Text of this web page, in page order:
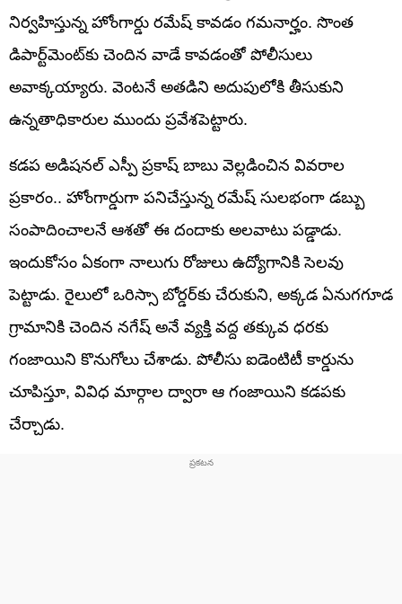
నిర్వహిస్తున్న హోంగార్డు రమేష్ కావడం గమనార్హం. సొంత
డిపార్ట్‌మెంట్‌కు చెందిన వాడే కావడంతో పోలీసులు
అవాక్కయ్యారు. వెంటనే అతడిని అదుపులోకి తీసుకుని
ఉన్నతాధికారుల ముందు ప్రవేశపెట్టారు.
కడప అడిషనల్ ఎస్పీ ప్రకాష్ బాబు వెల్లడించిన వివరాల
ప్రకారం.. హోంగార్డుగా పనిచేస్తున్న రమేష్ సులభంగా డబ్బు
సంపాదించాలనే ఆశతో ఈ దందాకు అలవాటు పడ్డాడు.
ఇందుకోసం ఏకంగా నాలుగు రోజులు ఉద్యోగానికి సెలవు
పెట్టాడు. రైలులో ఒరిస్సా బోర్డర్‌కు చేరుకుని, అక్కడ ఏనుగగూడ
గ్రామానికి చెందిన నగేష్ అనే వ్యక్తి వద్ద తక్కువ ధరకు
గంజాయిని కొనుగోలు చేశాడు. పోలీసు ఐడెంటిటీ కార్డును
చూపిస్తూ, వివిధ మార్గాల ద్వారా ఆ గంజాయిని కడపకు
చేర్చాడు.